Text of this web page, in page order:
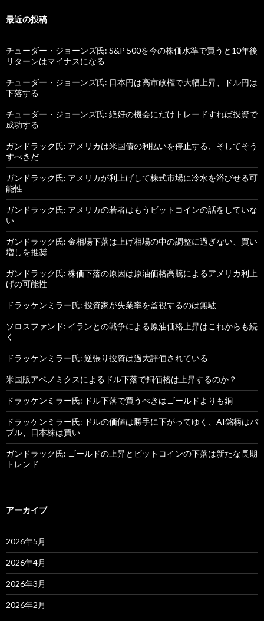
最近の投稿
チューダー・ジョーンズ氏: S&P 500を今の株価水準で買うと10年後
リターンはマイナスになる
チューダー・ジョーンズ氏: 日本円は高市政権で大幅上昇、ドル円は
下落する
チューダー・ジョーンズ氏: 絶好の機会にだけトレードすれば投資で
成功する
ガンドラック氏: アメリカは米国債の利払いを停止する、そしてそう
すべきだ
ガンドラック氏: アメリカが利上げして株式市場に冷水を浴びせる可
能性
ガンドラック氏: アメリカの若者はもうビットコインの話をしていな
い
ガンドラック氏: 金相場下落は上げ相場の中の調整に過ぎない、買い
増しを推奨
ガンドラック氏: 株価下落の原因は原油価格高騰によるアメリカ利上
げの可能性
ドラッケンミラー氏: 投資家が失業率を監視するのは無駄
ソロスファンド: イランとの戦争による原油価格上昇はこれからも続
く
ドラッケンミラー氏: 逆張り投資は過大評価されている
米国版アベノミクスによるドル下落で銅価格は上昇するのか？
ドラッケンミラー氏: ドル下落で買うべきはゴールドよりも銅
ドラッケンミラー氏: ドルの価値は勝手に下がってゆく、AI銘柄はバ
ブル、日本株は買い
ガンドラック氏: ゴールドの上昇とビットコインの下落は新たな長期
トレンド
アーカイブ
2026年5月
2026年4月
2026年3月
2026年2月